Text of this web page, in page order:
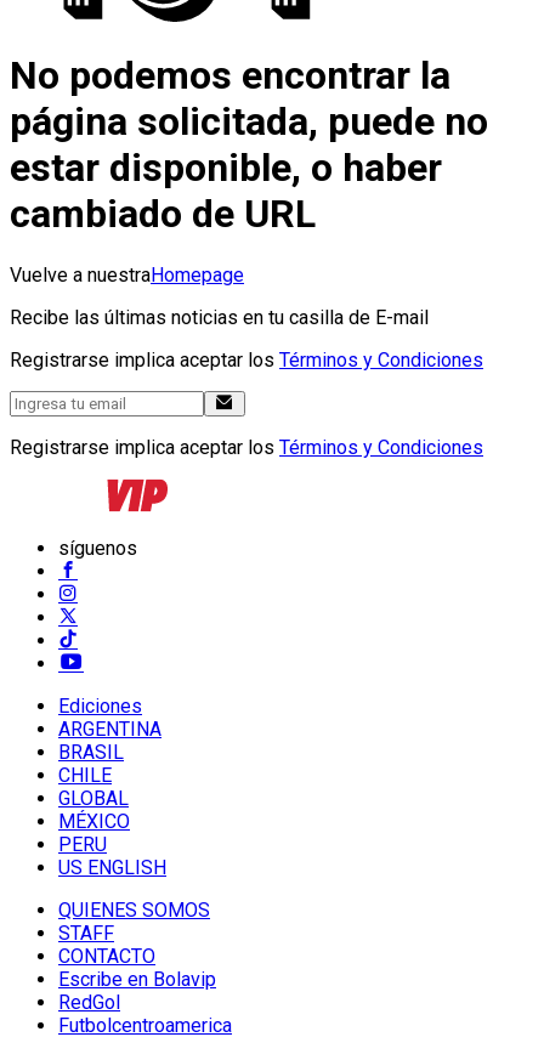
No podemos encontrar la
página solicitada, puede no
estar disponible, o haber
cambiado de URL
Vuelve a nuestraHomepage
Recibe las últimas noticias en tu casilla de E-mail
Registrarse implica aceptar los Términos y Condiciones
Registrarse implica aceptar los Términos y Condiciones
síguenos
Ediciones
ARGENTINA
BRASIL
CHILE
GLOBAL
MÉXICO
PERU
US ENGLISH
QUIENES SOMOS
STAFF
CONTACTO
Escribe en Bolavip
RedGol
Futbolcentroamerica